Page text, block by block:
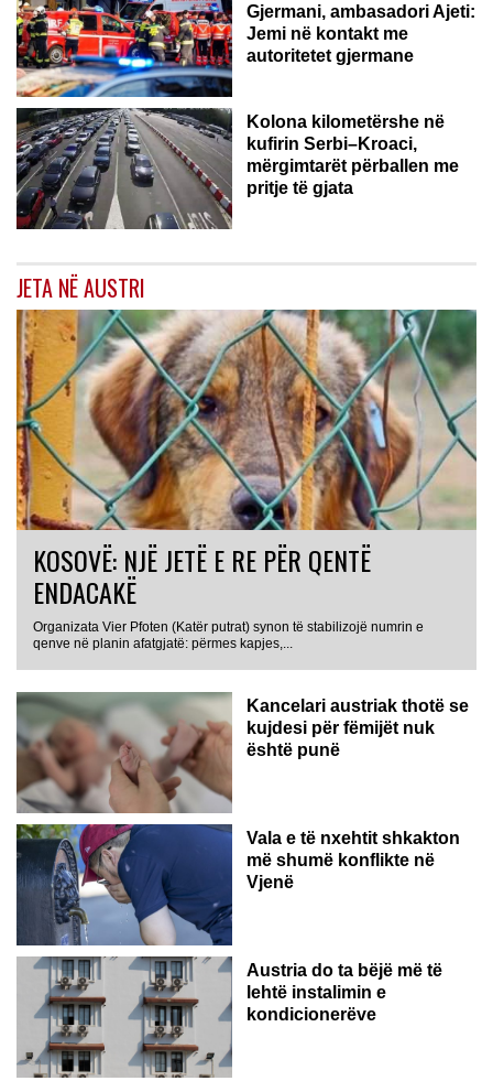
Gjermani, ambasadori Ajeti:
Jemi në kontakt me
autoritetet gjermane
Kolona kilometërshe në
kufirin Serbi–Kroaci,
mërgimtarët përballen me
pritje të gjata
JETA NË AUSTRI
KOSOVË: NJË JETË E RE PËR QENTË
ENDACAKË
Organizata Vier Pfoten (Katër putrat) synon të stabilizojë numrin e
qenve në planin afatgjatë: përmes kapjes,...
Kancelari austriak thotë se
kujdesi për fëmijët nuk
është punë
Vala e të nxehtit shkakton
më shumë konflikte në
Vjenë
Austria do ta bëjë më të
lehtë instalimin e
kondicionerëve